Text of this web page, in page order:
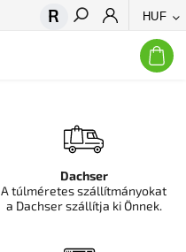
HUF
Keresés
Dachser
A túlméretes szállítmányokat
a Dachser szállítja ki Önnek.